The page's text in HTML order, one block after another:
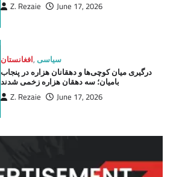
Z. Rezaie June 17, 2026
افغانستان,سیاسی
درگیری میان کوچی‌ها و دهقانان هزاره در پنجاب
بامیان؛ سه دهقان هزاره زخمی شدند
Z. Rezaie June 17, 2026